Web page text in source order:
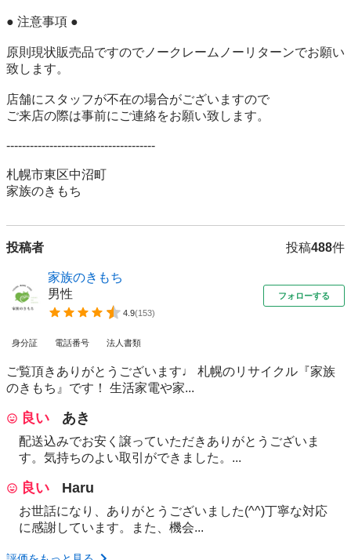
● 注意事項 ●
原則現状販売品ですのでノークレームノーリターンでお願い
致します。
店舗にスタッフが不在の場合がございますので
ご来店の際は事前にご連絡をお願い致します。
--------------------------------------
札幌市東区中沼町
家族のきもち
投稿者 投稿488件
家族のきもち
男性
4.9(153)
フォローする
身分証 電話番号 法人書類
ご覧頂きありがとうございます♩ 札幌のリサイクル『家族
のきもち』です！ 生活家電や家...
良い あき
配送込みでお安く譲っていただきありがとうございま
す。気持ちのよい取引ができました。...
良い Haru
お世話になり、ありがとうございました(^^)丁寧な対応
に感謝しています。また、機会...